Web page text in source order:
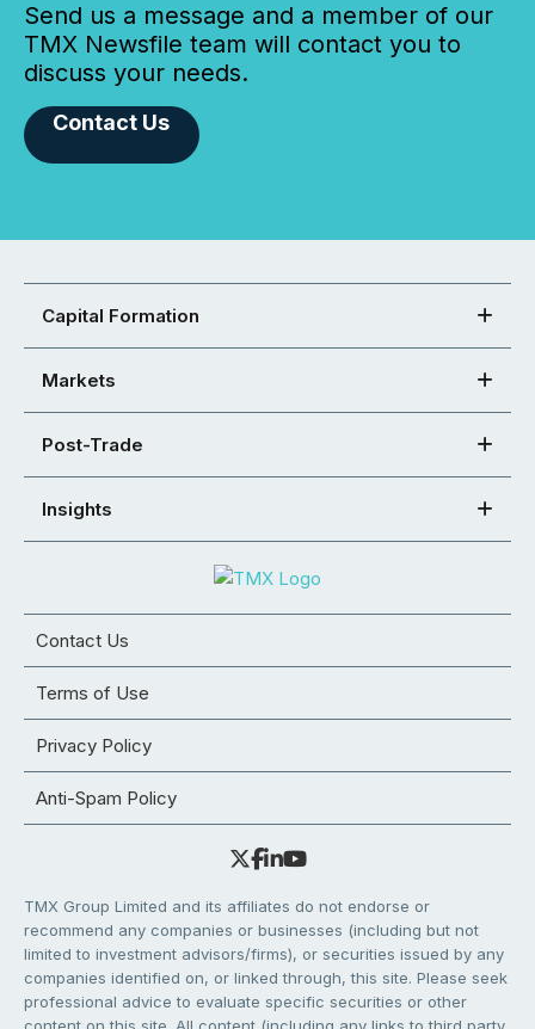
Send us a message and a member of our
TMX Newsfile team will contact you to
discuss your needs.
Contact Us
Capital Formation
Markets
Post-Trade
Insights
Contact Us
Terms of Use
Privacy Policy
Anti-Spam Policy
TMX Group Limited and its affiliates do not endorse or
recommend any companies or businesses (including but not
limited to investment advisors/firms), or securities issued by any
companies identified on, or linked through, this site. Please seek
professional advice to evaluate specific securities or other